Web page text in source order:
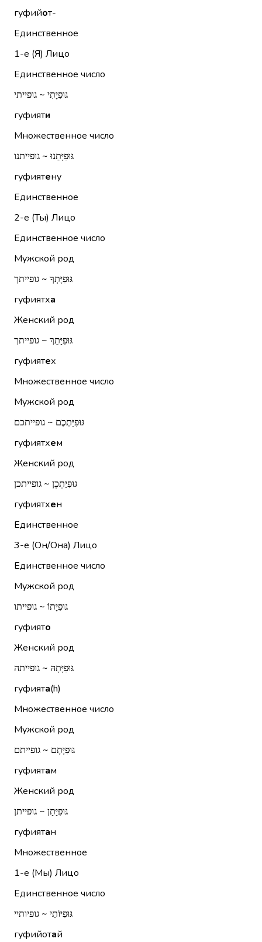
гуфийот-
Единственное
1-е (Я) Лицо
Единственное число
גּוּפִיָּתִי ~ גופייתי
гуфияти
Множественное число
גּוּפִיָּתֵנוּ ~ גופייתנו
гуфиятену
Единственное
2-е (Ты) Лицо
Единственное число
Мужской род
גּוּפִיָּתְךָ ~ גופייתך
гуфиятха
Женский род
גּוּפִיָּתֵךְ ~ גופייתך
гуфиятех
Множественное число
Мужской род
גּוּפִיַּתְכֶם ~ גופייתכם
гуфиятхем
Женский род
גּוּפִיַּתְכֶן ~ גופייתכן
гуфиятхен
Единственное
3-е (Он/Она) Лицо
Единственное число
Мужской род
גּוּפִיָּתוֹ ~ גופייתו
гуфиято
Женский род
גּוּפִיָּתָהּ ~ גופייתה
гуфията(h)
Множественное число
Мужской род
גּוּפִיָּתָם ~ גופייתם
гуфиятам
Женский род
גּוּפִיָּתָן ~ גופייתן
гуфиятан
Множественное
1-е (Мы) Лицо
Единственное число
גּוּפִיּוֹתַי ~ גופיותיי
гуфийотай